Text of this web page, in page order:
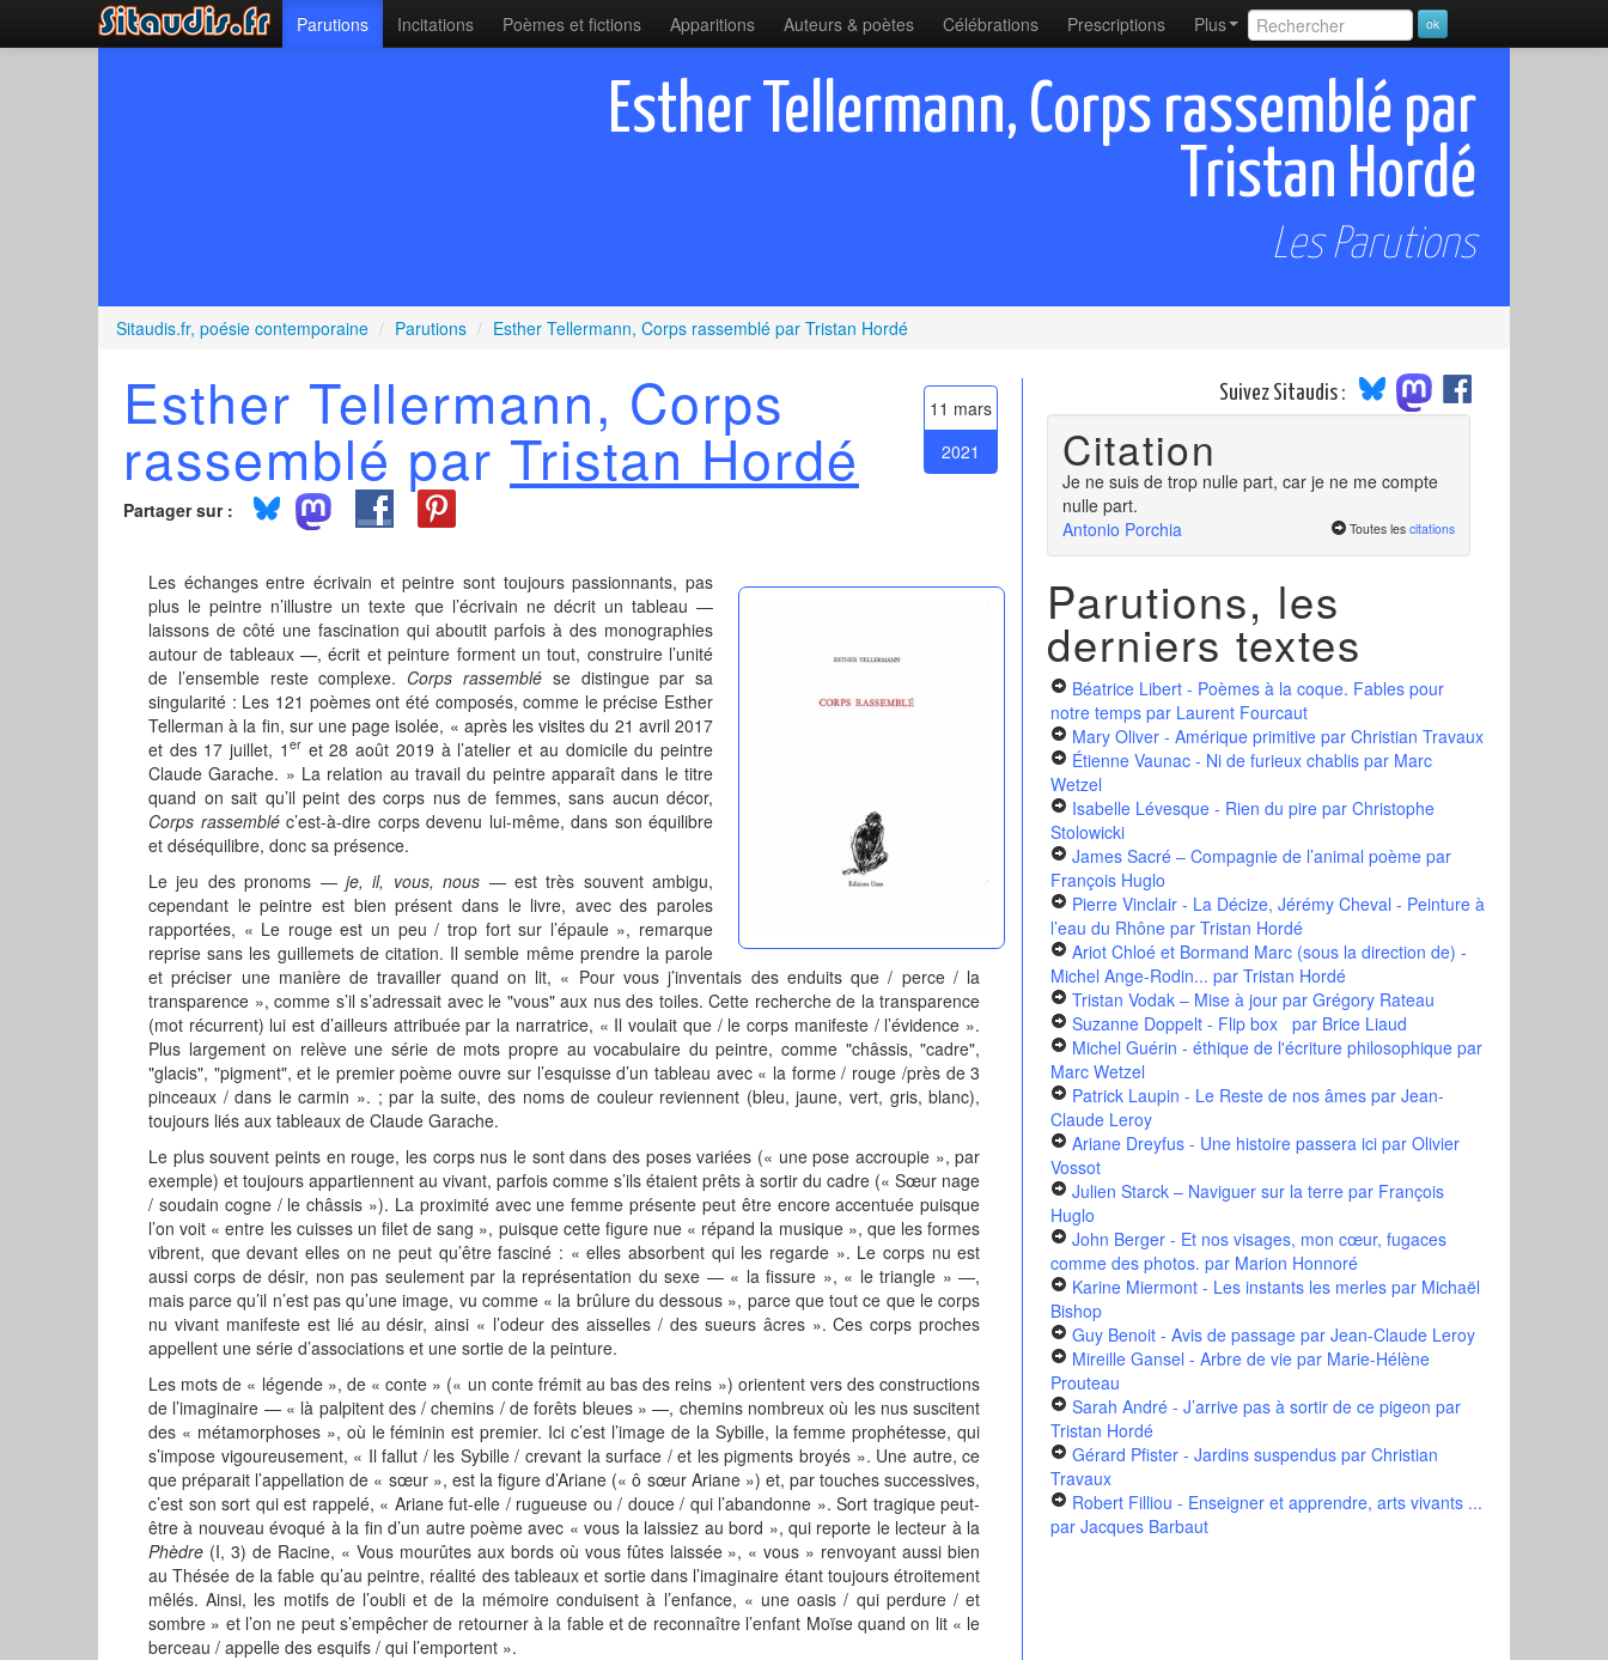
Parutions Incitations Poèmes et fictions Apparitions Auteurs & poètes Célébrations Prescriptions Plus
Esther Tellermann, Corps rassemblé par
Tristan Hordé
Les Parutions
Sitaudis.fr, poésie contemporaine / Parutions / Esther Tellermann, Corps rassemblé par Tristan Hordé
11 mars
2021
Esther Tellermann, Corps
rassemblé par Tristan Hordé
Partager sur :
Les échanges entre écrivain et peintre sont toujours passionnants, pas
plus le peintre n’illustre un texte que l’écrivain ne décrit un tableau —
laissons de côté une fascination qui aboutit parfois à des monographies
autour de tableaux —, écrit et peinture forment un tout, construire l’unité
de l’ensemble reste complexe. Corps rassemblése distingue par sa
singularité : Les 121 poèmes ont été composés, comme le précise Esther
Tellerman à la fin, sur une page isolée, « après les visites du 21 avril 2017
et des 17 juillet, 1 eret 28 août 2019 à l’atelier et au domicile du peintre
Claude Garache. » La relation au travail du peintre apparaît dans le titre
quand on sait qu’il peint des corps nus de femmes, sans aucun décor,
Corps rassembléc’est-à-dire corps devenu lui-même, dans son équilibre
et déséquilibre, donc sa présence.
Le jeu des pronoms — je, il, vous, nous — est très souvent ambigu,
cependant le peintre est bien présent dans le livre, avec des paroles
rapportées, « Le rouge est un peu / trop fort sur l’épaule », remarque
reprise sans les guillemets de citation. Il semble même prendre la parole
et préciser une manière de travailler quand on lit, « Pour vous j’inventais des enduits que / perce / la
transparence », comme s’il s’adressait avec le "vous" aux nus des toiles. Cette recherche de la transparence
(mot récurrent) lui est d’ailleurs attribuée par la narratrice, « Il voulait que / le corps manifeste / l’évidence ».
Plus largement on relève une série de mots propre au vocabulaire du peintre, comme "châssis, "cadre",
"glacis", "pigment", et le premier poème ouvre sur l’esquisse d’un tableau avec « la forme / rouge /près de 3
pinceaux / dans le carmin ». ; par la suite, des noms de couleur reviennent (bleu, jaune, vert, gris, blanc),
toujours liés aux tableaux de Claude Garache.
Le plus souvent peints en rouge, les corps nus le sont dans des poses variées (« une pose accroupie », par
exemple) et toujours appartiennent au vivant, parfois comme s’ils étaient prêts à sortir du cadre (« Sœur nage
/ soudain cogne / le châssis »). La proximité avec une femme présente peut être encore accentuée puisque
l’on voit « entre les cuisses un filet de sang », puisque cette figure nue « répand la musique », que les formes
vibrent, que devant elles on ne peut qu’être fasciné : « elles absorbent qui les regarde ». Le corps nu est
aussi corps de désir, non pas seulement par la représentation du sexe — « la fissure », « le triangle » —,
mais parce qu’il n’est pas qu’une image, vu comme « la brûlure du dessous », parce que tout ce que le corps
nu vivant manifeste est lié au désir, ainsi « l’odeur des aisselles / des sueurs âcres ». Ces corps proches
appellent une série d’associations et une sortie de la peinture.
Les mots de « légende », de « conte » (« un conte frémit au bas des reins ») orientent vers des constructions
de l’imaginaire — « là palpitent des / chemins / de forêts bleues » —, chemins nombreux où les nus suscitent
des « métamorphoses », où le féminin est premier. Ici c’est l’image de la Sybille, la femme prophétesse, qui
s’impose vigoureusement, « Il fallut / les Sybille / crevant la surface / et les pigments broyés ». Une autre, ce
que préparait l’appellation de « sœur », est la figure d’Ariane (« ô sœur Ariane ») et, par touches successives,
c’est son sort qui est rappelé, « Ariane fut-elle / rugueuse ou / douce / qui l’abandonne ». Sort tragique peut-
être à nouveau évoqué à la fin d’un autre poème avec « vous la laissiez au bord », qui reporte le lecteur à la
Phèdre (I, 3) de Racine, « Vous mourûtes aux bords où vous fûtes laissée », « vous » renvoyant aussi bien
au Thésée de la fable qu’au peintre, réalité des tableaux et sortie dans l’imaginaire étant toujours étroitement
mêlés. Ainsi, les motifs de l’oubli et de la mémoire conduisent à l’enfance, « une oasis / qui perdure / et
sombre » et l’on ne peut s’empêcher de retourner à la fable et de reconnaître l’enfant Moïse quand on lit « le
berceau / appelle des esquifs / qui l’emportent ».
Suivez Sitaudis :
Citation
Je ne suis de trop nulle part, car je ne me compte
nulle part.
Antonio Porchia
Toutes les citations
Parutions, les
derniers textes
Béatrice Libert - Poèmes à la coque. Fables pour
notre tempspar Laurent Fourcaut
Mary Oliver - Amérique primitivepar Christian Travaux
Étienne Vaunac - Ni de furieux chablispar Marc
Wetzel
Isabelle Lévesque - Rien du pirepar Christophe
Stolowicki
James Sacré – Compagnie de l’animal poèmepar
François Huglo
Pierre Vinclair - La Décize, Jérémy Cheval - Peinture à
l’eau du Rhônepar Tristan Hordé
Ariot Chloé et Bormand Marc (sous la direction de) -
Michel Ange-Rodin... par Tristan Hordé
Tristan Vodak – Mise à jourpar Grégory Rateau
Suzanne Doppelt - Flip box par Brice Liaud
Michel Guérin - éthique de l'écriture philosophiquepar
Marc Wetzel
Patrick Laupin - Le Reste de nos âmespar Jean-
Claude Leroy
Ariane Dreyfus - Une histoire passera icipar Olivier
Vossot
Julien Starck – Naviguer sur la terrepar François
Huglo
John Berger - Et nos visages, mon cœur, fugaces
comme des photos. par Marion Honnoré
Karine Miermont - Les instants les merlespar Michaël
Bishop
Guy Benoit - Avis de passagepar Jean-Claude Leroy
Mireille Gansel - Arbre de viepar Marie-Hélène
Prouteau
Sarah André - J’arrive pas à sortir de ce pigeon par
Tristan Hordé
Gérard Pfister - Jardins suspenduspar Christian
Travaux
Robert Filliou - Enseigner et apprendre, arts vivants ...
par Jacques Barbaut